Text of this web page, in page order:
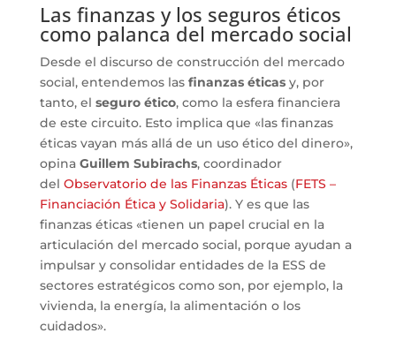
Las finanzas y los seguros éticos
como palanca del mercado social
Desde el discurso de construcción del mercado
social, entendemos las finanzas éticas y, por
tanto, el seguro ético, como la esfera financiera
de este circuito. Esto implica que «las finanzas
éticas vayan más allá de un uso ético del dinero»,
opina Guillem Subirachs, coordinador
del Observatorio de las Finanzas Éticas(FETS –
Financiación Ética y Solidaria). Y es que las
finanzas éticas «tienen un papel crucial en la
articulación del mercado social, porque ayudan a
impulsar y consolidar entidades de la ESS de
sectores estratégicos como son, por ejemplo, la
vivienda, la energía, la alimentación o los
cuidados».